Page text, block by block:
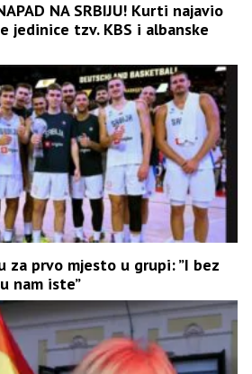
NA SRBIJU! Kurti najavio
jedinice tzv. KBS i albanske
za prvo mjesto u grupi: ”I bez
nam iste”